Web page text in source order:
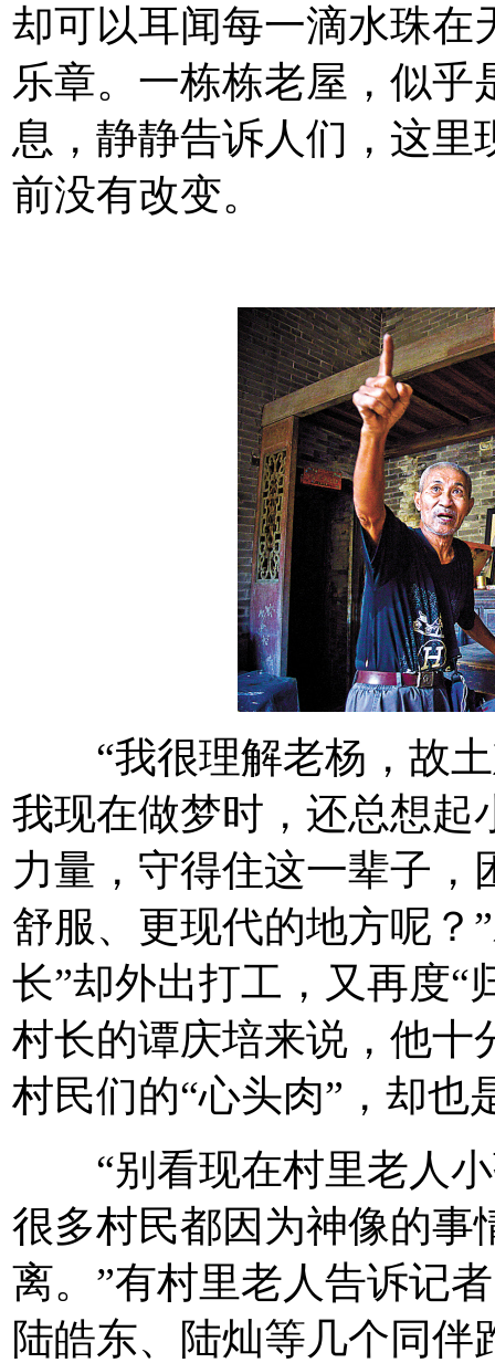
却可以耳闻每一滴水珠在
乐章。一栋栋老屋，似
息，静静告诉人们，这里
前没有改变。
“我很理解老杨，故土
我现在做梦时，还总想起
力量，守得住这一辈子
舒服、更现代的地方呢？
长”却外出打工，又再度“
村长的谭庆培来说，他十
村民们的“心头肉”，却也
“别看现在村里老人小
很多村民都因为神像的事
离。”有村里老人告诉记
陆皓东、陆灿等几个同